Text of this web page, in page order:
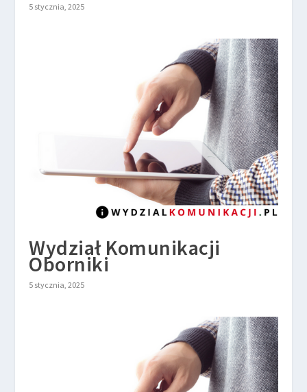
5 stycznia, 2025
Wydział Komunikacji
Oborniki
5 stycznia, 2025